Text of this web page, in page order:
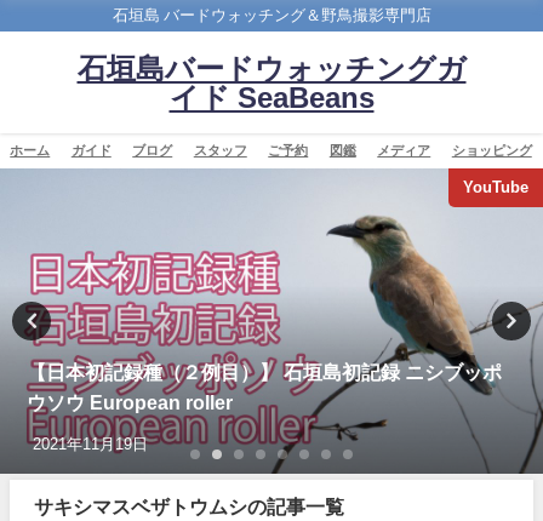
石垣島 バードウォッチング＆野鳥撮影専門店
石垣島バードウォッチングガ
イド SeaBeans
ホーム ガイド ブログ スタッフ ご予約 図鑑 メディア ショッピング
YouTube
【日本初記録種（２例目）】 石垣島初記録 ニシブッポ
ウソウ European roller
2021年11月19日
サキシマスベザトウムシの記事一覧